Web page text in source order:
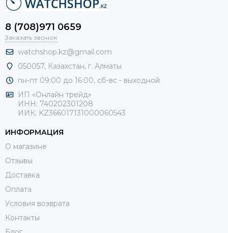
8 (708)971 0659
Заказать звонок
watchshop.kz@gmail.com
050057, Казахстан, г. Алматы
пн-пт 09:00 до 16:00, сб-вс - выходной
ИП «Онлайн трейд»
ИНН: 740202301208
ИИК: KZ366017131000060543
ИНФОРМАЦИЯ
О магазине
Отзывы
Доставка
Оплата
Условия возврата
Контакты